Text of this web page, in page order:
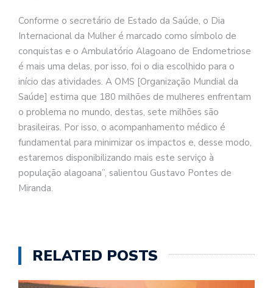
Conforme o secretário de Estado da Saúde, o Dia
Internacional da Mulher é marcado como símbolo de
conquistas e o Ambulatório Alagoano de Endometriose
é mais uma delas, por isso, foi o dia escolhido para o
início das atividades. A OMS [Organização Mundial da
Saúde] estima que 180 milhões de mulheres enfrentam
o problema no mundo, destas, sete milhões são
brasileiras. Por isso, o acompanhamento médico é
fundamental para minimizar os impactos e, desse modo,
estaremos disponibilizando mais este serviço à
população alagoana”, salientou Gustavo Pontes de
Miranda.
RELATED POSTS